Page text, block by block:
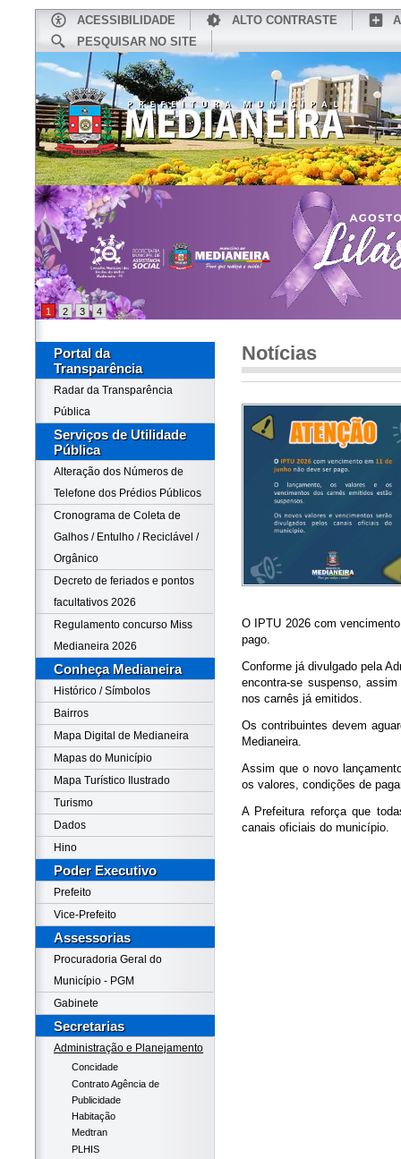
ACESSIBILIDADE ALTO CONTRASTE
PESQUISAR NO SITE
CONHEÇA MEDIANEIRA
1 2 3 4
Portal da
Transparência
Radar da Transparência
Pública
Serviços de Utilidade
Pública
Alteração dos Números de
Telefone dos Prédios Públicos
Cronograma de Coleta de
Galhos / Entulho / Reciclável /
Orgânico
Decreto de feriados e pontos
facultativos 2026
Regulamento concurso Miss
Medianeira 2026
Conheça Medianeira
Histórico / Símbolos
Bairros
Mapa Digital de Medianeira
Mapas do Município
Mapa Turístico Ilustrado
Turismo
Dados
Hino
Poder Executivo
Prefeito
Vice-Prefeito
Assessorias
Procuradoria Geral do
Município - PGM
Gabinete
Secretarias
Administração e Planejamento
Concidade
Contrato Agência de
Publicidade
Habitação
Medtran
PLHIS
Notícias
O IPTU 2026 com
pago.
Conforme já divulgado pela
encontra-se suspenso,
nos carnês já emitidos.
Os contribuintes devem
Medianeira.
Assim que o novo
os valores, condições de
A Prefeitura reforça que
canais oficiais do município.